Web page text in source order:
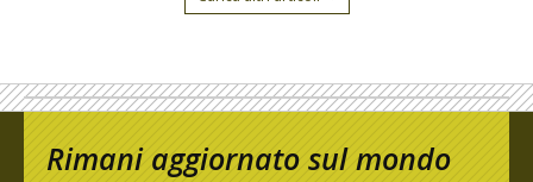
Rimani aggiornato sul mondo